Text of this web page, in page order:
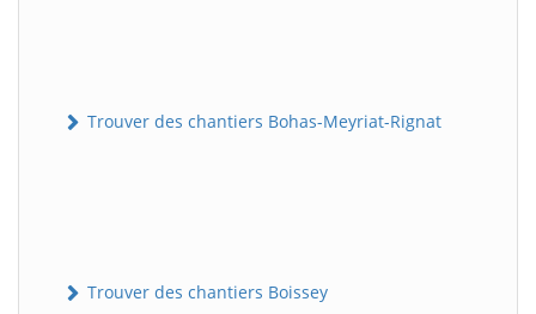
Trouver des chantiers Bohas-Meyriat-Rignat
Trouver des chantiers Boissey